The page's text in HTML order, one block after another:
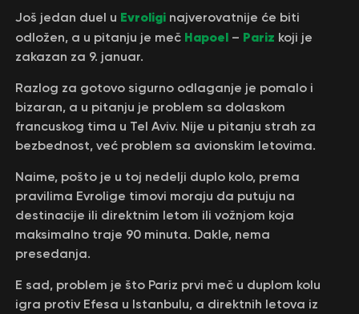
Još jedan duel u Evroligi najverovatnije će biti
odložen, a u pitanju je meč Hapoel– Pariz koji je
zakazan za 9. januar.
Razlog za gotovo sigurno odlaganje je pomalo i
bizaran, a u pitanju je problem sa dolaskom
francuskog tima u Tel Aviv. Nije u pitanju strah za
bezbednost, već problem sa avionskim letovima.
Naime, pošto je u toj nedelji duplo kolo, prema
pravilima Evrolige timovi moraju da putuju na
destinacije ili direktnim letom ili vožnjom koja
maksimalno traje 90 minuta. Dakle, nema
presedanja.
E sad, problem je što Pariz prvi meč u duplom kolu
igra protiv Efesa u Istanbulu, a direktnih letova iz